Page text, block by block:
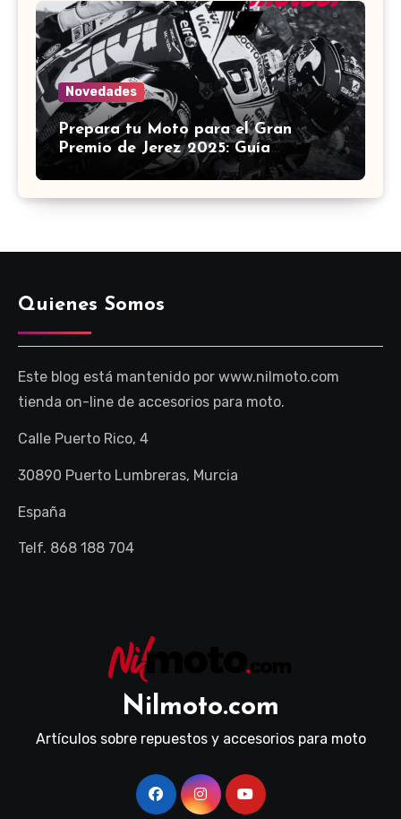
Novedades
Prepara tu Moto para el Gran
Premio de Jerez 2025: Guía
Definitiva de Accesorios
Quienes Somos
Este blog está mantenido por www.nilmoto.com
tienda on-line de accesorios para moto.
Calle Puerto Rico, 4
30890 Puerto Lumbreras, Murcia
España
Telf. 868 188 704
Nilmoto.com
Artículos sobre repuestos y accesorios para moto